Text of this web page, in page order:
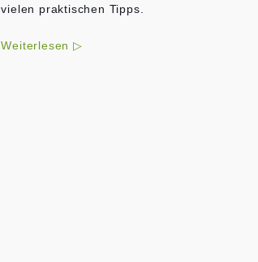
vielen praktischen Tipps.
Weiterlesen ▷